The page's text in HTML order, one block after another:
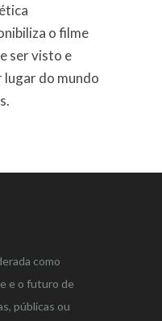
o filme
ser visto e
do mundo
como
e o futuro de
públicas ou